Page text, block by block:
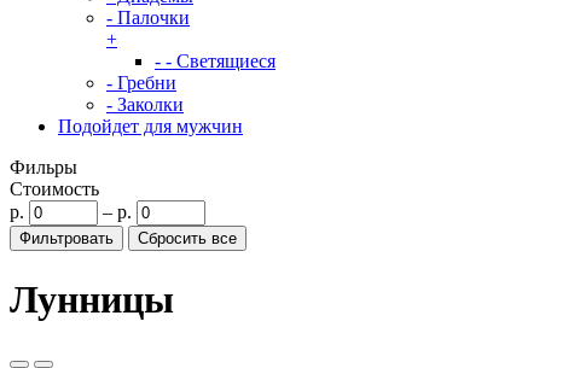
- Палочки
+
- - Светящиеся
- Гребни
- Заколки
Подойдет для мужчин
Фильры
Стоимость
р.
– р.
Лунницы